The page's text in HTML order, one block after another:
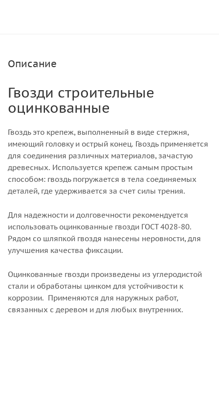
Описание
Гвозди строительные
оцинкованные
Гвоздь это крепеж, выполненный в виде стержня,
имеющий головку и острый конец. Гвоздь применяется
для соединения различных материалов, зачастую
древесных. Используется крепеж самым простым
способом: гвоздь погружается в тела соединяемых
деталей, где удерживается за счет силы трения.
Для надежности и долговечности рекомендуется
использовать оцинкованные гвозди ГОСТ 4028-80.
Рядом со шляпкой гвоздя нанесены неровности, для
улучшения качества фиксации.
Оцинкованные гвозди произведены из углеродистой
стали и обработаны цинком для устойчивости к
коррозии. Применяются для наружных работ,
связанных с деревом и для любых внутренних.